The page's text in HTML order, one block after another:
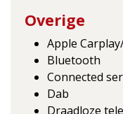
Overige
Apple
Bluetooth
Connected
Dab
Draadloze